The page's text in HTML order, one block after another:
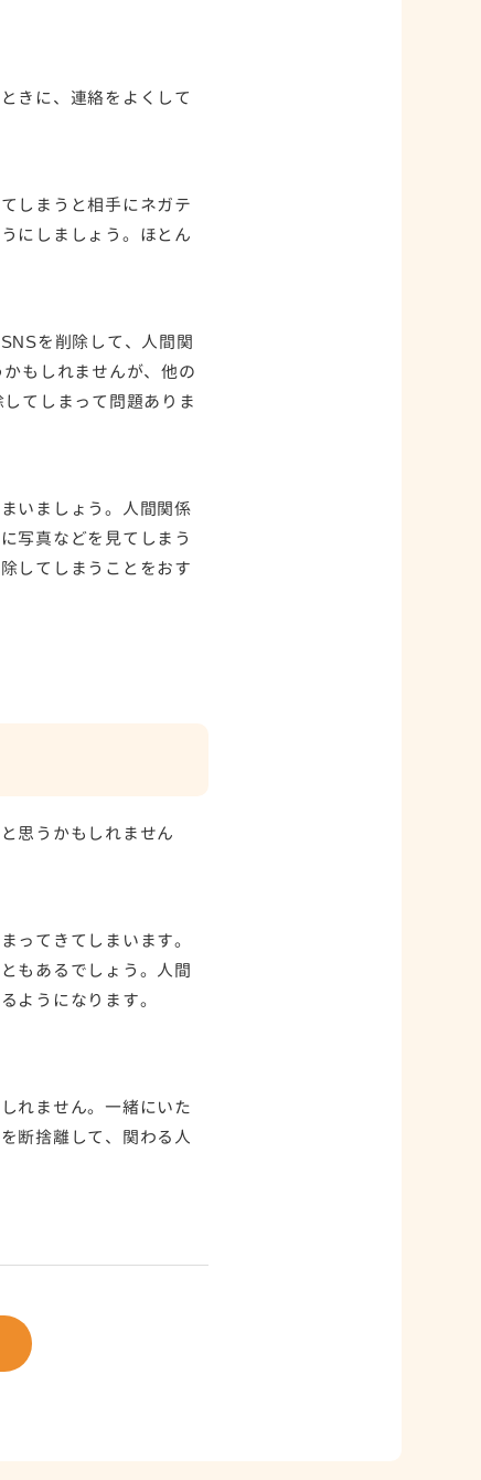
きに、連絡をよくして
しまうと相手にネガテ
にしましょう。ほとん
を削除して、人間関
もしれませんが、他の
てしまって問題ありま
いましょう。人間関係
写真などを見てしまう
してしまうことをおす
思うかもしれません
ってきてしまいます。
もあるでしょう。人間
ようになります。
れません。一緒にいた
断捨離して、関わる人